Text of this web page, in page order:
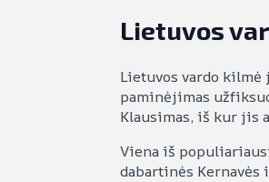
Lietuvos
Lietuvos vardo
paminėjimas
Klausimas, iš kur jis
Viena iš
dabartinės Kernavės